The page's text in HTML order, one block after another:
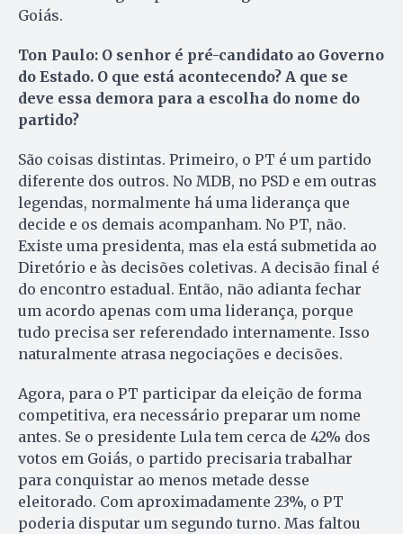
Goiás.
Ton Paulo: O senhor é pré-candidato ao Governo
do Estado. O que está acontecendo? A que se
deve essa demora para a escolha do nome do
partido?
São coisas distintas. Primeiro, o PT é um partido
diferente dos outros. No MDB, no PSD e em outras
legendas, normalmente há uma liderança que
decide e os demais acompanham. No PT, não.
Existe uma presidenta, mas ela está submetida ao
Diretório e às decisões coletivas. A decisão final é
do encontro estadual. Então, não adianta fechar
um acordo apenas com uma liderança, porque
tudo precisa ser referendado internamente. Isso
naturalmente atrasa negociações e decisões.
Agora, para o PT participar da eleição de forma
competitiva, era necessário preparar um nome
antes. Se o presidente Lula tem cerca de 42% dos
votos em Goiás, o partido precisaria trabalhar
para conquistar ao menos metade desse
eleitorado. Com aproximadamente 23%, o PT
poderia disputar um segundo turno. Mas faltou